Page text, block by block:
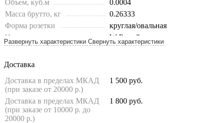
Объем, куб.м
0.0004
Масса брутто, кг
0.26333
Форма розетки
круглая/овальная
Цвет
W Белый
Развернуть характеристики Свернуть характеристики
Доставка
Доставка в пределах МКАД
(при заказе от 20000 р.)
1 500 руб.
Доставка в пределах МКАД
(при заказе от 10000 р. до
20000 р.)
1 800 руб.